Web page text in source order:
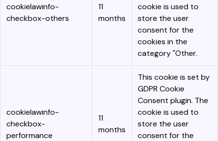
cookielawinfo-
checkbox-others
11
months
cookie is used to
store the user
consent for the
cookies in the
category "Other.
cookielawinfo-
checkbox-
performance
11
months
This cookie is set by
GDPR Cookie
Consent plugin. The
cookie is used to
store the user
consent for the